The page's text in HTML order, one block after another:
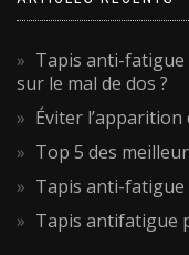
Tapis anti-
sur le mal de dos ?
Éviter
Top 5 des
Tapis anti-fatigue
Tapis antifatigue